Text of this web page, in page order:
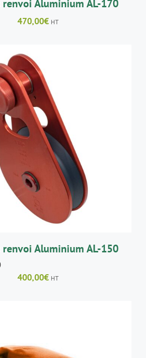
renvoi Aluminium AL-170
470,00€ HT
AU PANIER / DÉTAILS
renvoi Aluminium AL-150
400,00€ HT